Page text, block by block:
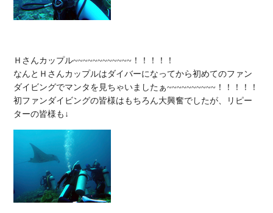
Ｈさんカップル~~~~~~~~~~~~！！！！！
なんとＨさんカップルはダイバーになってから初めてのファン
ダイビングでマンタを見ちゃいましたぁ~~~~~~~~~~！！！！！
初ファンダイビングの皆様はもちろん大興奮でしたが、リピー